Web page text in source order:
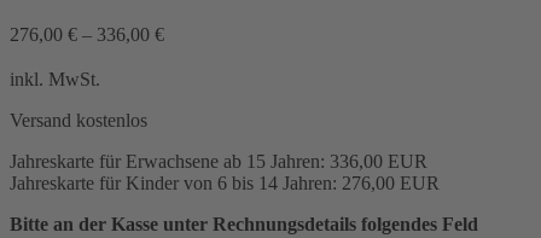
276,00 € – 336,00 €
inkl. MwSt.
Versand kostenlos
Jahreskarte für Erwachsene ab 15 Jahren: 336,00 EUR
Jahreskarte für Kinder von 6 bis 14 Jahren: 276,00 EUR
Bitte an der Kasse unter Rechnungsdetails folgendes Feld